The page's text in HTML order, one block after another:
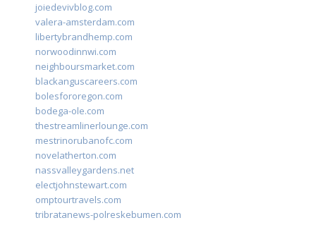
joiedevivblog.com
valera-amsterdam.com
libertybrandhemp.com
norwoodinnwi.com
neighboursmarket.com
blackanguscareers.com
bolesfororegon.com
bodega-ole.com
thestreamlinerlounge.com
mestrinorubanofc.com
novelatherton.com
nassvalleygardens.net
electjohnstewart.com
omptourtravels.com
tribratanews-polreskebumen.com